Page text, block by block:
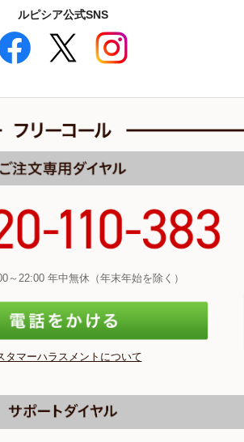
ルピシア公式SNS
～22:00 年中無休（年末年始を除く）
タマーハラスメントについて